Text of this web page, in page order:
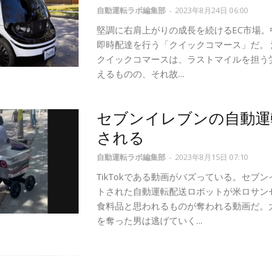
自動運転ラボ編集部 - 2023年8月24日 06:00
堅調に右肩上がりの成長を続けるEC市場
即時配達を行う「クイックコマース」だ
クイックコマースは、ラストマイルを担
えるものの、それ故...
セブンイレブンの自動
される
自動運転ラボ編集部 - 2023年8月15日 07:10
TikTokである動画がバズっている。セブ
トされた自動運転配送ロボットが米ロサ
食料品と思われるものが奪われる動画だ
を奪った男は逃げていく...